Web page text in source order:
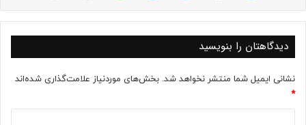
دیدگاهتان را بنویسید
نشانی ایمیل شما منتشر نخواهد شد. بخش‌های موردنیاز علامت‌گذاری شده‌اند
*